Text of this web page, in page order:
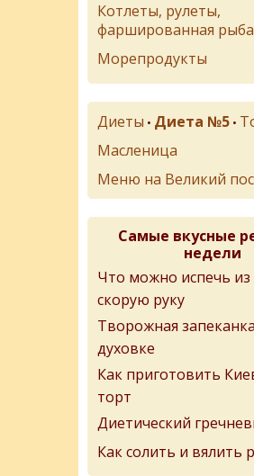
Котлеты, рулеты,
фаршированная рыба
Морепродукты
Диеты • Диета №5 •
Масленица
Меню на Великий
Самые вкусные
недели
Что можно испечь из
скорую руку
Творожная
духовке
Как приготовить
торт
Диетический
Как солить и вялить